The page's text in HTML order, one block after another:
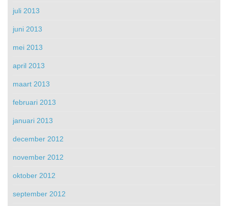
juli 2013
juni 2013
mei 2013
april 2013
maart 2013
februari 2013
januari 2013
december 2012
november 2012
oktober 2012
september 2012